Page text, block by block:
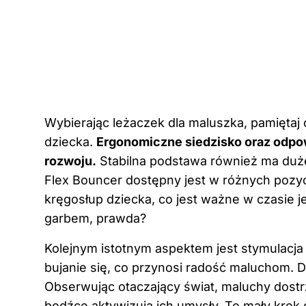
Wybierając leżaczek dla maluszka,
dziecka. Ergonomiczne siedzisko oraz
rozwoju. Stabilna podstawa również ma
Flex Bouncer dostępny jest w różnych
kręgosłup dziecka, co jest ważne w czasie
garbem, prawda?
Kolejnym istotnym aspektem jest
bujanie się, co przynosi radość maluchom.
Obserwując otaczający świat, maluchy